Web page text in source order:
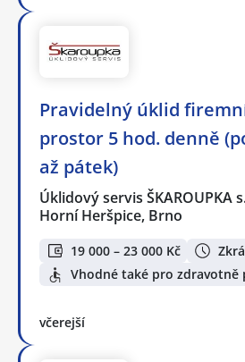
Pravidelný úklid
prostor 5 hod. denně
až pátek)
Úklidový servis ŠKAROUPKA
Horní Heršpice, Brno
19 000 – 23 000 Kč
Vhodné také pro zdravotně
včerejší